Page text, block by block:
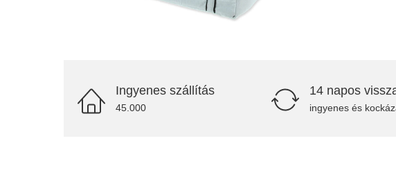
Ingyenes szállítás
45.000
14 napos
ingyenes és